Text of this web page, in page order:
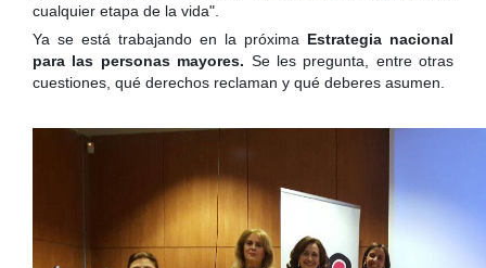
cualquier etapa de la vida".
Ya se está trabajando en la próxima Estrategia nacional
para las personas mayores. Se les pregunta, entre otras
cuestiones, qué derechos reclaman y qué deberes asumen.